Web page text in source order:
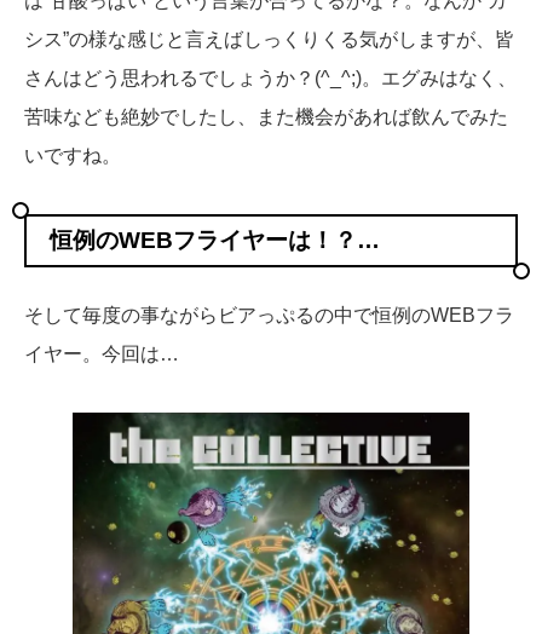
シス”の様な感じと言えばしっくりくる気がしますが、皆
さんはどう思われるでしょうか？(^_^;)。エグみはなく、
苦味なども絶妙でしたし、また機会があれば飲んでみた
いですね。
恒例のWEBフライヤーは！？…
そして毎度の事ながらビアっぷるの中で恒例のWEBフラ
イヤー。今回は…